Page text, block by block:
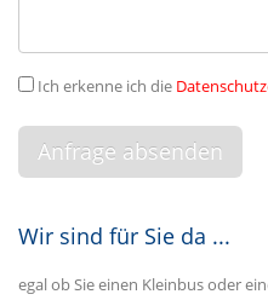
Ich erkenne ich die
Wir sind für Sie da ...
egal ob Sie einen Kleinbus oder